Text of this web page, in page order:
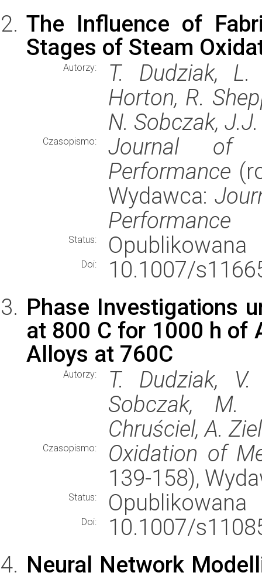
The Influence of
Stages of Steam
Autorzy:
T. Dudziak,
Horton, R.
N. Sobczak,
Czasopismo:
Journal of
Performance
Wydawca:
Performance
Status: Opublikowana
Doi:
10.1007/
Phase Investigations
at 800 C for 1000 h of
Alloys at 760C
Autorzy:
T. Dudziak,
Sobczak, M.
Chruściel, A.
Czasopismo:
Oxidation of
139-158),
Status: Opublikowana
Doi:
10.1007/
Neural Network